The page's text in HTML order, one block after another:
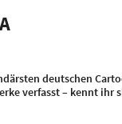
deutschen
verfasst – kennt ihr